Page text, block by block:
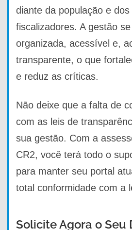
diante da população e
fiscalizadores. A gestão
organizada, acessível e,
transparente, o que
e reduz as críticas.
Não deixe que a falta de
com as leis de
sua gestão. Com a
CR2, você terá todo o
para manter seu portal
total conformidade com a
Solicite Agora o Seu